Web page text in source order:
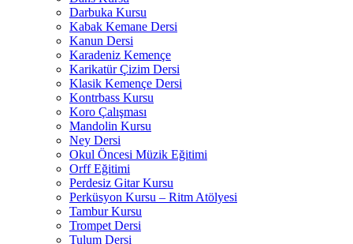
Darbuka Kursu
Kabak Kemane Dersi
Kanun Dersi
Karadeniz Kemençe
Karikatür Çizim Dersi
Klasik Kemençe Dersi
Kontrbass Kursu
Koro Çalışması
Mandolin Kursu
Ney Dersi
Okul Öncesi Müzik Eğitimi
Orff Eğitimi
Perdesiz Gitar Kursu
Perküsyon Kursu – Ritm Atölyesi
Tambur Kursu
Trompet Dersi
Tulum Dersi